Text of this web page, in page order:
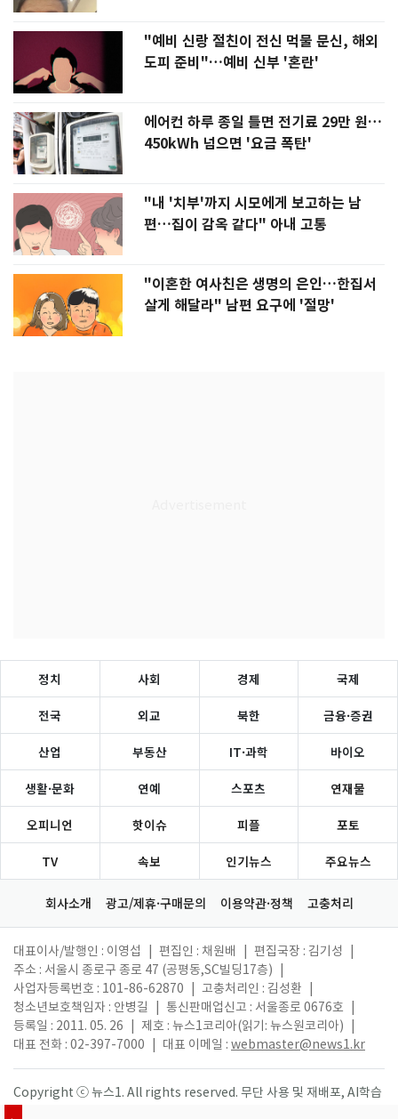
"예비 신랑 절친이 전신 먹물 문신, 해외
도피 준비"…예비 신부 '혼란'
에어컨 하루 종일 틀면 전기료 29만 원…
450kWh 넘으면 '요금 폭탄'
"내 '치부'까지 시모에게 보고하는 남
편…집이 감옥 같다" 아내 고통
"이혼한 여사친은 생명의 은인…한집서
살게 해달라" 남편 요구에 '절망'
정치 사회 경제 국제
전국 외교 북한 금융·증권
산업 부동산 IT·과학 바이오
생활·문화 연예 스포츠 연재물
오피니언 핫이슈 피플 포토
TV 속보 인기뉴스 주요뉴스
회사소개 광고/제휴·구매문의 이용약관·정책 고충처리
대표이사/발행인 : 이영섭 편집인 : 채원배 편집국장 : 김기성
주소 : 서울시 종로구 종로 47 (공평동,SC빌딩17층)
사업자등록번호 : 101-86-62870
고충처리인 : 김성환
청소년보호책임자 : 안병길
통신판매업신고 : 서울종로 0676호
등록일 : 2011. 05. 26
제호 : 뉴스1코리아(읽기: 뉴스원코리아)
대표 전화 : 02-397-7000
대표 이메일 : webmaster@news1.kr
Copyright ⓒ 뉴스1. All rights reserved. 무단 사용 및 재배포, AI학습